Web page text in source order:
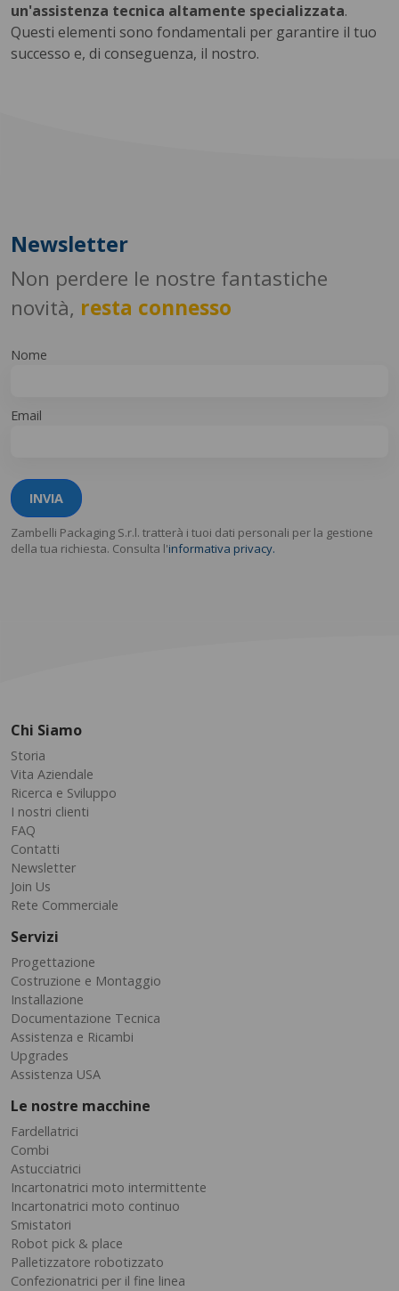
un'assistenza tecnica altamente specializzata.
Questi elementi sono fondamentali per garantire il tuo
successo e, di conseguenza, il nostro.
Newsletter
Non perdere le nostre fantastiche
novità, resta connesso
Nome
Email
INVIA
Zambelli Packaging S.r.l. tratterà i tuoi dati personali per la gestione
della tua richiesta. Consulta l'informativa privacy.
Chi Siamo
Storia
Vita Aziendale
Ricerca e Sviluppo
I nostri clienti
FAQ
Contatti
Newsletter
Join Us
Rete Commerciale
Servizi
Progettazione
Costruzione e Montaggio
Installazione
Documentazione Tecnica
Assistenza e Ricambi
Upgrades
Assistenza USA
Le nostre macchine
Fardellatrici
Combi
Astucciatrici
Incartonatrici moto intermittente
Incartonatrici moto continuo
Smistatori
Robot pick & place
Palletizzatore robotizzato
Confezionatrici per il fine linea